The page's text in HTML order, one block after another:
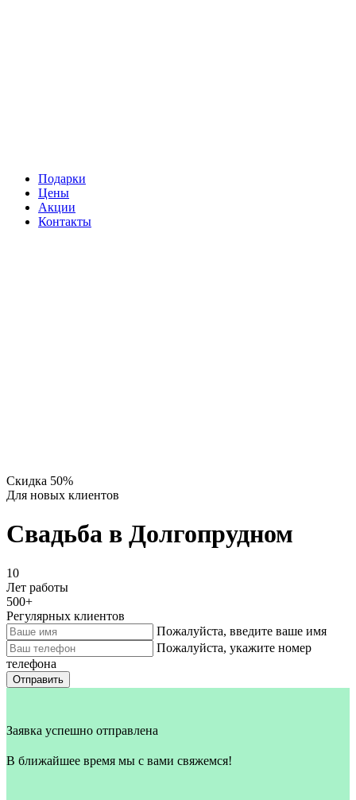
Подарки
Цены
Акции
Контакты
Скидка 50%
Для новых клиентов
Свадьба в Долгопрудном
10
Лет работы
500+
Регулярных клиентов
Пожалуйста, введите ваше имя
Пожалуйста, укажите номер
телефона
Отправить
Заявка успешно отправлена
В ближайшее время мы с вами свяжемся!